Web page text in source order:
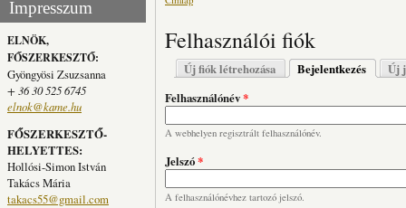
Impresszum
ELNÖK,
FŐSZERKESZTŐ:
Gyöngyösi Zsuzsanna
+ 36 30 525 6745
elnok@kame.hu
FŐSZERKESZTŐ-
HELYETTES:
Hollósi-Simon István
Takács Mária
takacs55@gmail.com
Jelenlegi hely
Felhasználói fiók
Elsődleges fülek
Új fiók létrehozása Bejelentkezés (aktív
Új
Felhasználónév*
A webhelyen regisztrált felhasználónév.
Jelszó*
A felhasználónévhez tartozó jelszó.